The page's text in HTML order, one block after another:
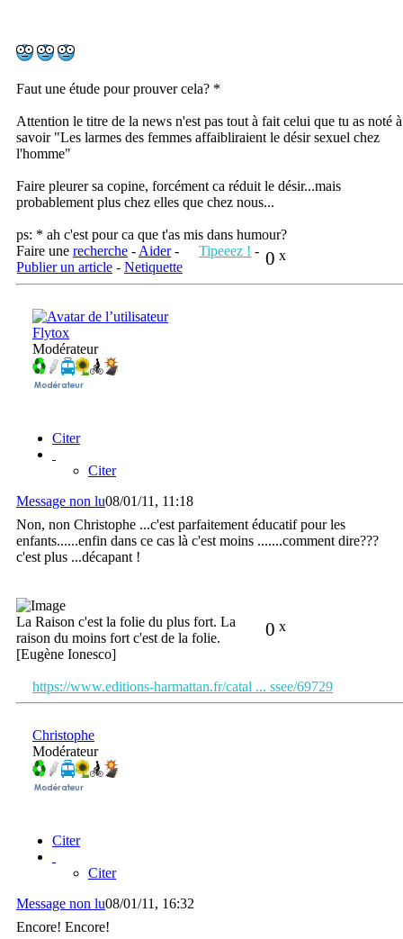
Faut une étude pour prouver cela? *
Attention le titre de la news n'est pas tout à fait celui que tu as noté à
savoir "Les larmes des femmes affaibliraient le désir sexuel chez
l'homme"
Faire pleurer sa copine, forcément ca réduit le désir...mais
probablement plus chez elles que chez nous...
ps: * ah c'est pour ca que t'as mis dans humour?
0 x
Faire une recherche - Aider- Tipeeez ! -
Publier un article - Netiquette
Flytox
Modérateur
Citer
Citer
Message non lu08/01/11, 11:18
Non, non Christophe ...c'est parfaitement éducatif pour les
enfants......enfin dans ce cas là c'est moins .......comment dire???
c'est plus ...décapant !
0 x
La Raison c'est la folie du plus fort. La
raison du moins fort c'est de la folie.
[Eugène Ionesco]
https://www.editions-harmattan.fr/catal ... ssee/69729
Christophe
Modérateur
Citer
Citer
Message non lu08/01/11, 16:32
Encore! Encore!